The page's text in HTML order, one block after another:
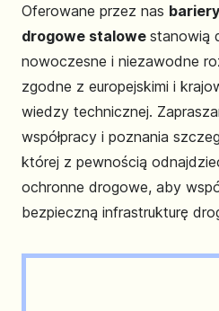
Oferowane przez nas
drogowe stalowe stanowią
nowoczesne i niezawodne
zgodne z europejskimi i
wiedzy technicznej.
współpracy i poznania
której z pewnością
ochronne drogowe, aby
bezpieczną infrastrukturę